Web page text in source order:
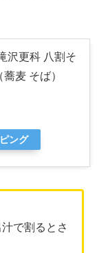
沢更科 八割そ
麦 そば）
ング
で割るとさ